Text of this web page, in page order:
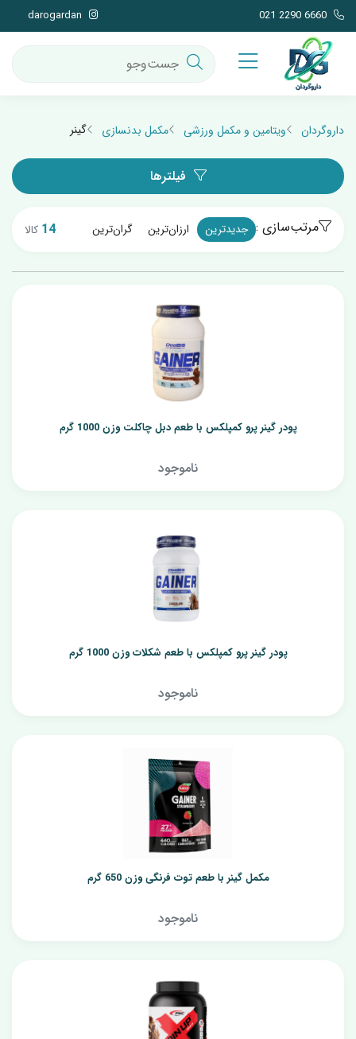
021 2290 6660
darogardan
داروگردان ویتامین و مکمل ورزشی مکمل بدنسازی گینر
فیلترها
مرتب‌سازی : جدیدترین ارزان‌ترین گران‌ترین 14 کالا
پودر گینر پرو کمپلکس با طعم دبل چاکلت وزن 1000 گرم
ناموجود
پودر گینر پرو کمپلکس با طعم شکلات وزن 1000 گرم
ناموجود
مکمل گینر با طعم توت فرنگی وزن 650 گرم
ناموجود